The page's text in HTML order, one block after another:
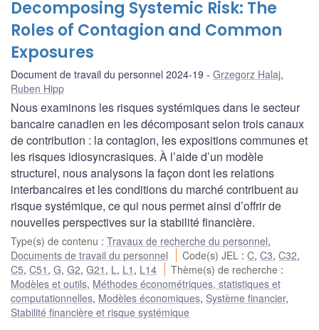
Decomposing Systemic Risk: The
Roles of Contagion and Common
Exposures
Document de travail du personnel 2024-19 Grzegorz Halaj,
Ruben Hipp
Nous examinons les risques systémiques dans le secteur
bancaire canadien en les décomposant selon trois canaux
de contribution : la contagion, les expositions communes et
les risques idiosyncrasiques. À l’aide d’un modèle
structurel, nous analysons la façon dont les relations
interbancaires et les conditions du marché contribuent au
risque systémique, ce qui nous permet ainsi d’offrir de
nouvelles perspectives sur la stabilité financière.
Type(s) de contenu : Travaux de recherche du personnel,
Documents de travail du personnel
Code(s) JEL :C,C3,C32,
C5, C51 , G, G2, G21 , L, L1 , L14 Thème(s) de recherche :
Modèles et outils, Méthodes économétriques, statistiques et
computationnelles, Modèles économiques, Système financier,
Stabilité financière et risque systémique